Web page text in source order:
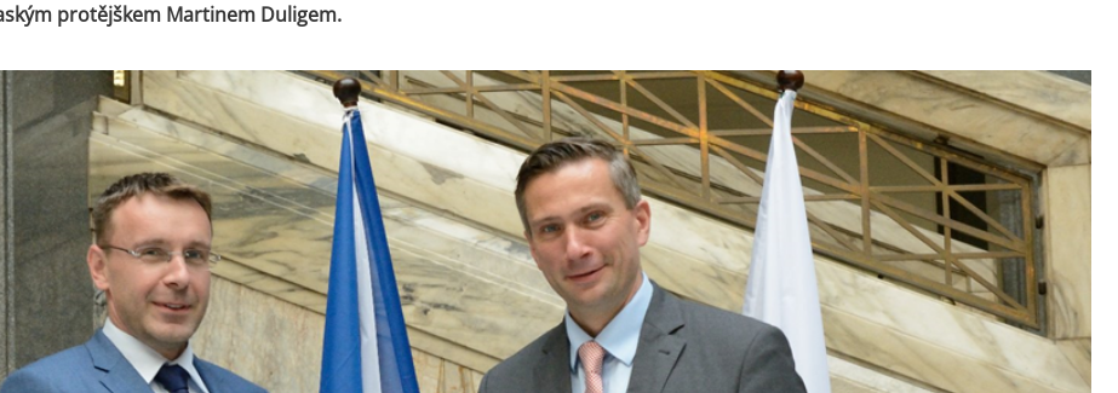
protějškem Martinem Duligem.